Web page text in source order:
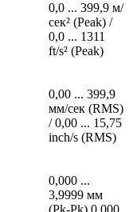
0,0 ... 399,9 м/
сек² (Peak) /
0,0 ... 1311
ft/s² (Peak)
0,00 ... 399,9
мм/сек (RMS)
/ 0,00 ... 15,75
inch/s (RMS)
0,000 ...
3,9999 мм